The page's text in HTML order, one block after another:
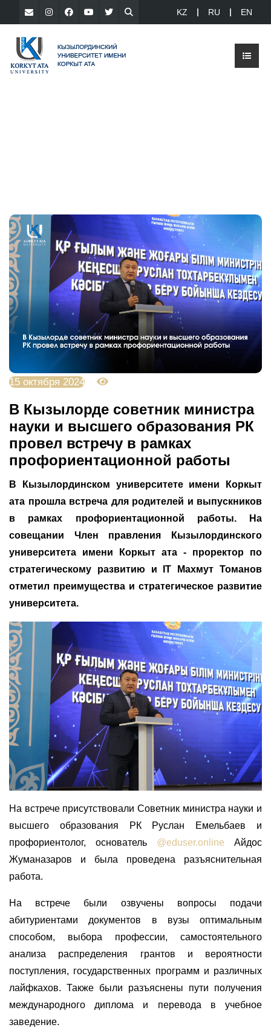
KZ RU EN
15 октября 2024
В Кызылорде советник министра
науки и высшего образования РК
провел встречу в рамках
профориентационной работы
В
Кызылординском университете имени Коркыт
ата прошла встреча для родителей и выпускников
в рамках профориентационной работы. На
совещании Член правления
Кызылординского
университета имени Коркыт ата - проректор по
стратегическому развитию и IT Махмут Томанов
отметил преимущества и стратегическое развитие
университета.
На встрече присутствовали Советник министра науки и
высшего образования РК Руслан Емельбаев и
профориентолог, основатель @eduser.online Айдос
Жуманазаров и была проведена разъяснительная
работа.
На встрече были озвучены вопросы подачи
абитуриентами документов в вузы оптимальным
способом, выбора профессии, самостоятельного
анализа распределения грантов и вероятности
поступления, государственных программ и различных
лайфкахов. Также были разъяснены пути получения
международного диплома и перевода в учебное
заведение.